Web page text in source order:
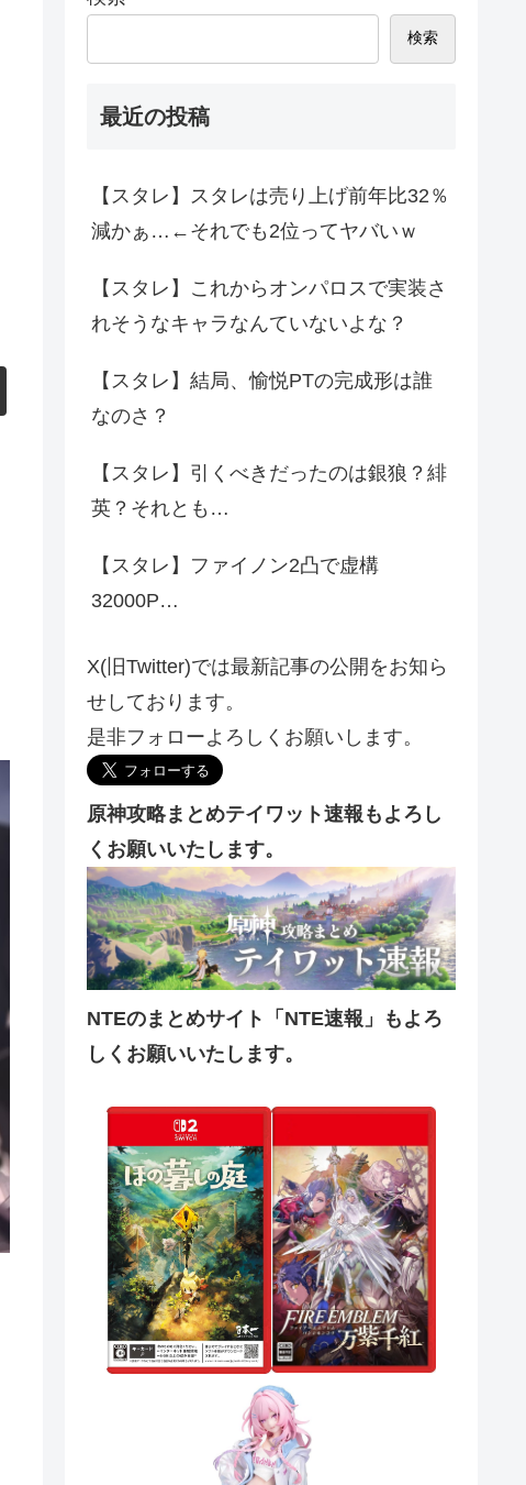
検索
最近の投稿
【スタレ】スタレは売り上げ前年比32％
減かぁ…←それでも2位ってヤバいｗ
【スタレ】これからオンパロスで実装さ
れそうなキャラなんていないよな？
【スタレ】結局、愉悦PTの完成形は誰
なのさ？
【スタレ】引くべきだったのは銀狼？緋
英？それとも…
【スタレ】ファイノン2凸で虚構
32000P…
X(旧Twitter)では最新記事の公開をお知ら
せしております。
是非フォローよろしくお願いします。
原神攻略まとめテイワット速報もよろし
くお願いいたします。
NTEのまとめサイト「NTE速報」もよろ
しくお願いいたします。